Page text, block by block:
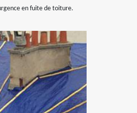
en fuite de toiture.